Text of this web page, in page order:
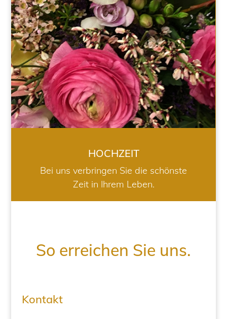
HOCHZEIT
HOCHZEIT
Bei uns verbringen Sie die schönste
Zeit in Ihrem Leben.
So erreichen Sie uns.
Kontakt